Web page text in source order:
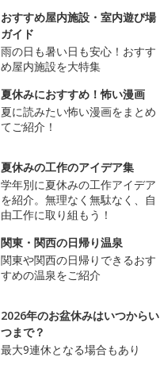
おすすめ屋内施設・室内遊び場
ガイド
雨の日も暑い日も安心！おすす
め屋内施設を大特集
夏休みにおすすめ！怖い漫画
夏に読みたい怖い漫画をまとめ
てご紹介！
夏休みの工作のアイデア集
学年別に夏休みの工作アイデア
を紹介。無理なく無駄なく、自
由工作に取り組もう！
関東・関西の日帰り温泉
関東や関西の日帰りできるおす
すめの温泉をご紹介
2026年のお盆休みはいつからい
つまで？
最大9連休となる場合もあり